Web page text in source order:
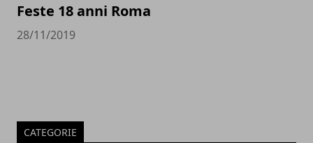
Feste 18 anni Roma
28/11/2019
CATEGORIE